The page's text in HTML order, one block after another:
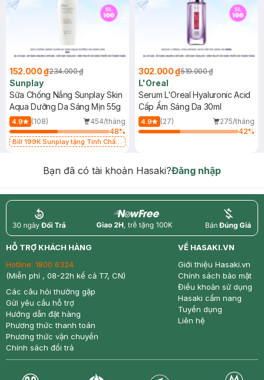
152.000 ₫234.000 ₫
Sunplay
Sữa Chống Nắng Sunplay Skin
Aqua Dưỡng Da Sáng Mịn 55g
4.9 (108)
454/tháng
48%
Bill 199K Sunplay tặng Tinh Chất
302.000 ₫519.000 ₫
L'Oreal
Serum L'Oreal Hyaluronic Acid
Cấp Ẩm Sáng Da 30ml
4.9 (27)
275/tháng
42%
Bạn đã có tài khoản Hasaki?Đăng nhập
return nowfree price
HỖ TRỢ KHÁCH HÀNG
Hotline: 1800 6324
(Miễn phí , 08-22h kể cả T7, CN)
Các câu hỏi thường gặp
Gửi yêu cầu hỗ trợ
Hướng dẫn đặt hàng
Phương thức thanh toán
Phương thức vận chuyển
Chính sách đổi trả
VỀ HASAKI.VN
Giới thiệu Hasaki.vn
Chính sách bảo mật
Điều khoản sử dụng
Hasaki cẩm nang
Tuyển dụng
Liên hệ